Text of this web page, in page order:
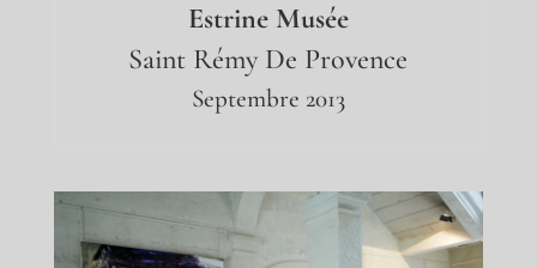
Estrine Musée
Saint Rémy De Provence
Septembre 2013